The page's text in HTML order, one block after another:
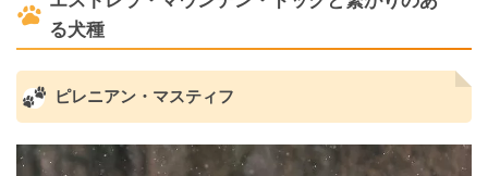
る犬種
ピレニアン・マスティフ